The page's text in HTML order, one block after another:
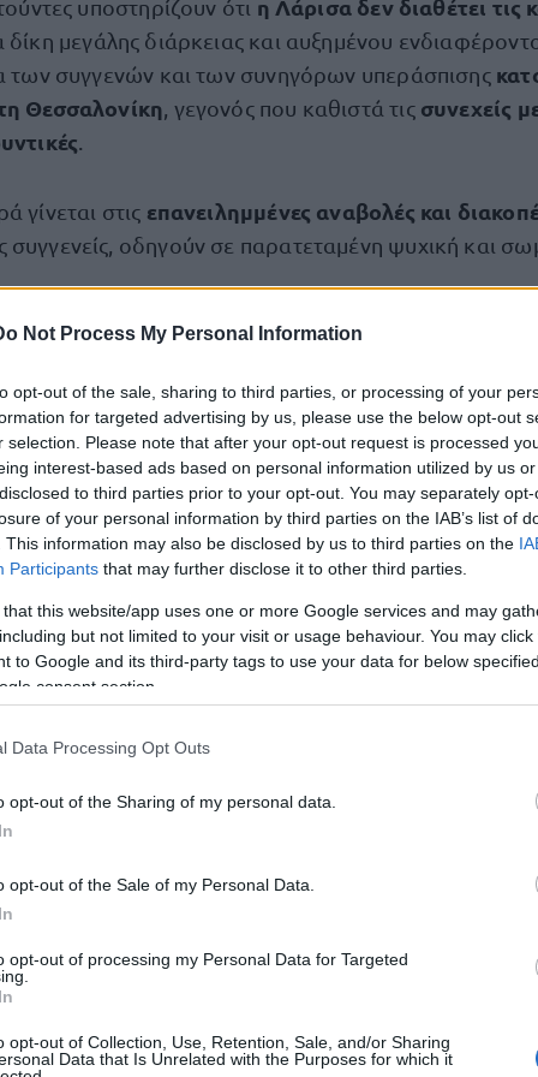
Not Process My Personal Information
opt-out of the sale, sharing to third parties, or processing of your
for targeted advertising by us, please use the below opt-out
selection. Please note that after your opt-out request is processed
interest-based ads based on personal information utilized by us
to third parties prior to your opt-out. You may separately
of your personal information by third parties on the IAB’s list of
This information may also be disclosed by us to third parties on the
Participants that may further disclose it to other third parties.
that this website/app uses one or more Google services and may
but not limited to your visit or usage behaviour. You may
to Google and its third-party tags to use your data for below
consent section.
Data Processing Opt Outs
opt-out of the Sharing of my personal data.
opt-out of the Sale of my Personal Data.
opt-out of processing my Personal Data for Targeted
opt-out of Collection, Use, Retention, Sale, and/or Sharing
Data that Is Unrelated with the Purposes for which it
υποστηρίζουν ότι η Λάρισα δεν διαθέτει τις
δίκη μεγάλης διάρκειας και αυξημένου
των συγγενών και των συνηγόρων υπεράσπισης
Θεσσαλονίκη , γεγονός που καθιστά τις συνεχείς
γίνεται στις επανειλημμένες αναβολές και
οδηγούν σε παρατεταμένη ψυχική και
του αιτήματος είναι η δυσκολία πρόσβασης στη
αεροδρόμιο, αναγκάζοντας συγγενείς και
, συχνά υπό δύσκολες συνθήκες.
ότι το ταξίδι μετατρέπεται σε συνεχή δοκιμασία,
ή κυκλοφοριακών ρυθμίσεων, ενώ
δίκη αποτελεί ηθικό χρέος μνήμης και δικαίωσης
εκφράζονται και για τη δικαστική αίθουσα, η οποία
χώρο της πανεπιστημιούπολης
τους θεωρούν ότι
ότι:
θα εργάζονται σε χώρο , δίπλα στο